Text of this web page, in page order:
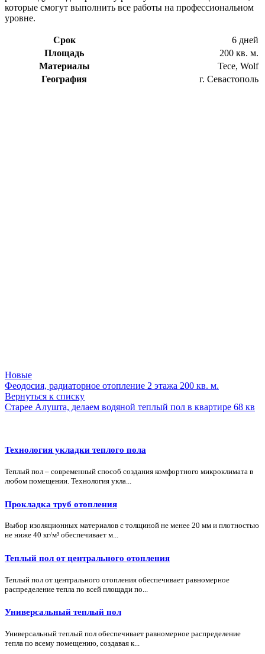
которые смогут выполнить все работы на профессиональном
уровне.
Срок
6 дней
Площадь
200 кв. м.
Материалы
Tece, Wolf
География
г. Севастополь
Новые
Феодосия, радиаторное отопление 2 этажа 200 кв. м.
Вернуться к списку
Старее Алушта, делаем водяной теплый пол в квартире 68 кв
Технология укладки теплого пола
Теплый пол – современный способ создания комфортного микроклимата в
любом помещении. Технология укла...
Прокладка труб отопления
Выбор изоляционных материалов с толщиной не менее 20 мм и плотностью
не ниже 40 кг/м³ обеспечивает м...
Теплый пол от центрального отопления
Теплый пол от центрального отопления обеспечивает равномерное
распределение тепла по всей площади по...
Универсальный теплый пол
Универсальный теплый пол обеспечивает равномерное распределение
тепла по всему помещению, создавая к...